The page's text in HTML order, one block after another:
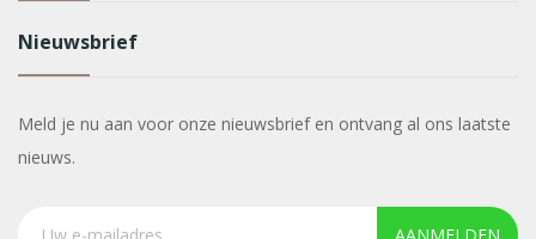
Nieuwsbrief
Meld je nu aan voor onze nieuwsbrief en ontvang al ons laatste
nieuws.
AANMELDEN